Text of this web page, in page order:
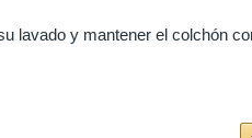
lavado y mantener el colchón